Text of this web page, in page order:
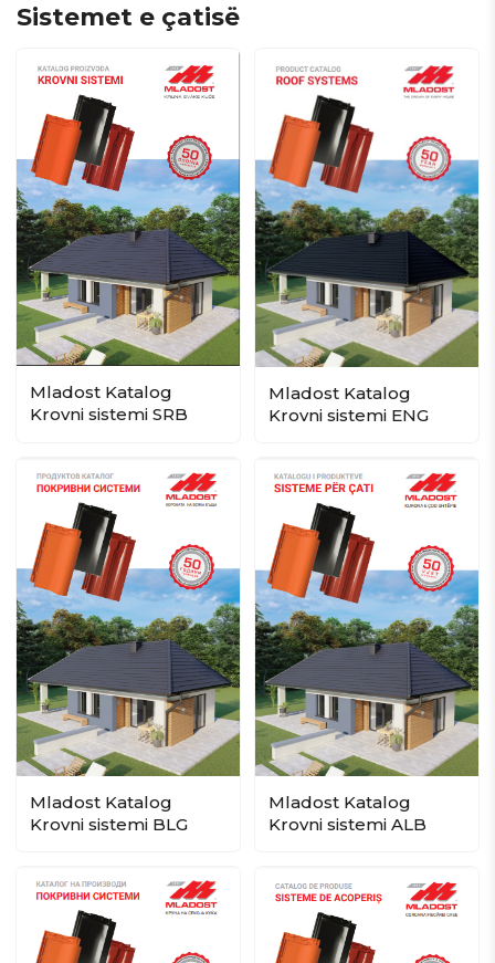
Sistemet e çatisë
Mladost Katalog
Krovni sistemi SRB
Mladost Katalog
Krovni sistemi ENG
Mladost Katalog
Krovni sistemi BLG
Mladost Katalog
Krovni sistemi ALB